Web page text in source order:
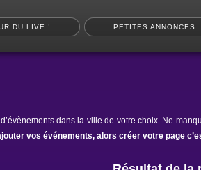
DU LIVE ! PETITES ANNONCES
dans la ville de votre choix. Ne
vos événements, alors créer votre page